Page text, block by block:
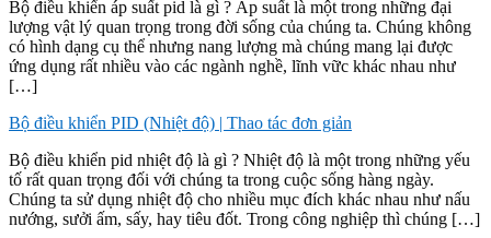
Bộ điều khiển áp suất pid là gì ? Áp suất là một trong những đại
lượng vật lý quan trọng trong đời sống của chúng ta. Chúng không
có hình dạng cụ thể nhưng nang lượng mà chúng mang lại được
ứng dụng rất nhiều vào các ngành nghề, lĩnh vữc khác nhau như
[…]
Bộ điều khiển PID (Nhiệt độ) | Thao tác đơn giản
Bộ điều khiển pid nhiệt độ là gì ? Nhiệt độ là một trong những yếu
tố rất quan trọng đối với chúng ta trong cuộc sống hàng ngày.
Chúng ta sử dụng nhiệt độ cho nhiều mục đích khác nhau như nấu
nướng, sưởi ấm, sấy, hay tiêu đốt. Trong công nghiệp thì chúng […]